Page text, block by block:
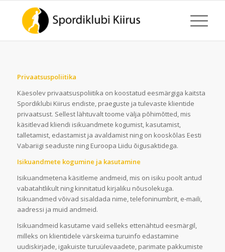
Privaatsuspoliitika
Käesolev privaatsuspoliitika on koostatud eesmärgiga kaitsta
Spordiklubi Kiirus endiste, praeguste ja tulevaste klientide
privaatsust. Sellest lähtuvalt toome välja põhimõtted, mis
käsitlevad kliendi isikuandmete kogumist, kasutamist,
talletamist, edastamist ja avaldamist ning on kooskõlas Eesti
Vabariigi seaduste ning Euroopa Liidu õigusaktidega.
Isikuandmete kogumine ja kasutamine
Isikuandmetena käsitleme andmeid, mis on isiku poolt antud
vabatahtlikult ning kinnitatud kirjaliku nõusolekuga.
Isikuandmed võivad sisaldada nime, telefoninumbrit, e-maili,
aadressi ja muid andmeid.
Isikuandmeid kasutame vaid selleks ettenähtud eesmärgil,
milleks on klientidele värskeima turuinfo edastamine
uudiskirjade, igakuiste turuülevaadete, parimate pakkumiste